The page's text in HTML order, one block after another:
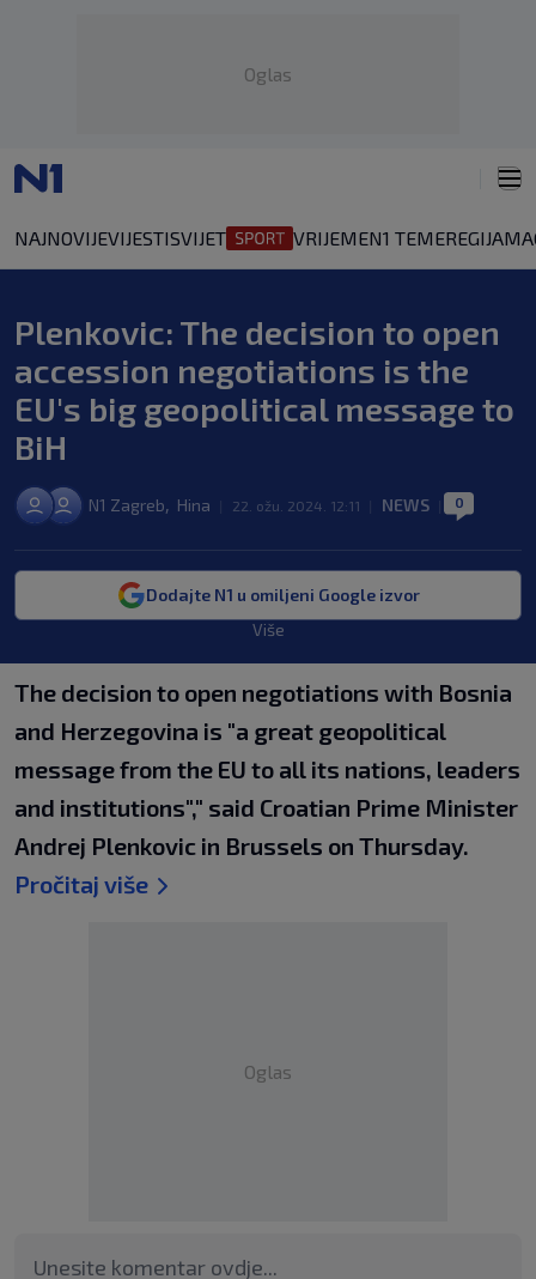
Oglas
NAJNOVIJEVIJESTISVIJET VRIJEMEN1 TEMEREGIJA
Plenkovic: The decision to open
accession negotiations is the
EU's big geopolitical message to
BiH
N1 Zagreb, Hina 22. ožu. 2024. 12:11 NEWS 0
Dodajte N1 u omiljeni Google izvor
Više
The decision to open negotiations with Bosnia
and Herzegovina is "a great geopolitical
message from the EU to all its nations, leaders
and institutions"," said Croatian Prime Minister
Andrej Plenkovic in Brussels on Thursday.
Pročitaj više
Oglas